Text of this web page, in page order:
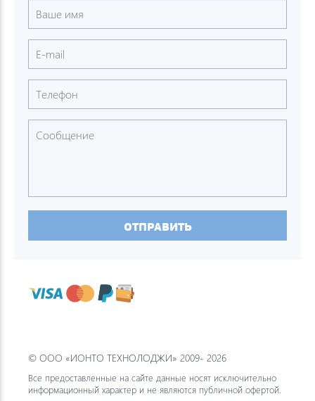
ОТПРАВИТЬ
© ООО «ИОНТО ТЕХНОЛОДЖИ» 2009- 2026
Все предоставленные на сайте данные носят исключительно
информационный характер и не являются публичной офертой.